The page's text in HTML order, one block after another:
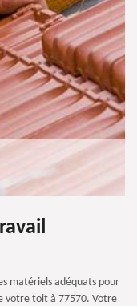
matériels adéquats pour
votre toit à 77570. Votre